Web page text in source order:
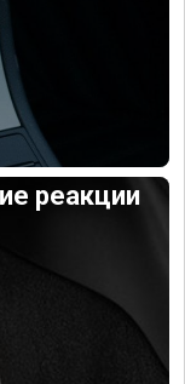
реакции